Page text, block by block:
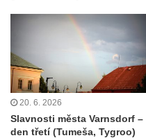
20. 6. 2026
Slavnosti města Varnsdorf –
den třetí (Tumeša, Tygroo)